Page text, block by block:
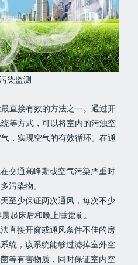
染监测
直接有效的方法之一。通过开
等方式，可以将室内的污浊空
，实现空气的有效循环。在通
在交通高峰期或空气污染严重时
污染物。
天至少保证两次通风，每次不少
起床后和晚上睡觉前。
直接开窗或通风条件不佳的房
统，该系统能够过滤掉室外空
等有害物质，同时保证室内空